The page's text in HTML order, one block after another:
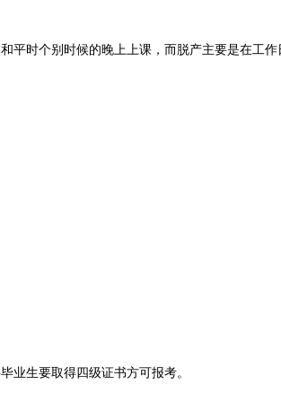
平时个别时候的晚上上课，而脱产主要是在工作
业生要取得四级证书方可报考。